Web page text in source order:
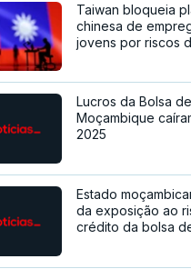
Taiwan bloqueia
chinesa de
jovens por riscos
Lucros da Bolsa
Moçambique
2025
Estado
da exposição ao
crédito da bolsa